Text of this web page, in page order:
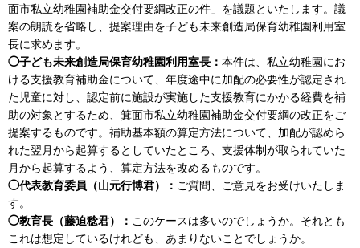
面市私立幼稚園補助金交付要綱改正の件」を議題といたします。議
案の朗読を省略し、提案理由を子ども未来創造局保育幼稚園利用室
長に求めます。
◯子ども未来創造局保育幼稚園利用室長： 本件は、私立幼稚園にお
ける支援教育補助金について、年度途中に加配の必要性が認定され
た児童に対し、認定前に施設が実施した支援教育にかかる経費を補
助の対象とするため、箕面市私立幼稚園補助金交付要綱の改正をご
提案するものです。補助基本額の算定方法について、加配が認めら
れた翌月から起算するとしていたところ、支援体制が取られていた
月から起算するよう、算定方法を改めるものです。
◯代表教育委員（山元行博君）： ご質問、ご意見をお受けいたしま
す。
◯教育長（藤迫稔君）： このケースは多いのでしょうか。それとも
これは想定しているけれども、あまりないことでしょうか。